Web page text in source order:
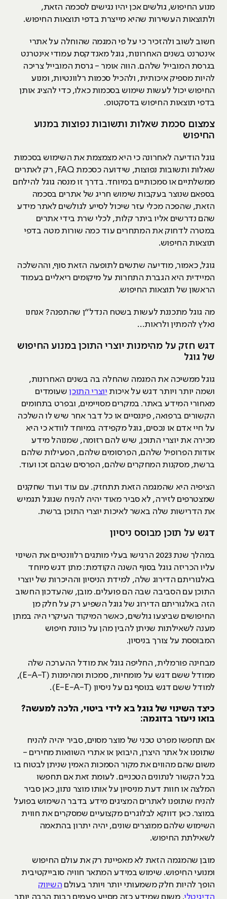
מנוע החיפוש, גולשים אכן יהיו נגישים לסכמה הזאת,
ולתוצאות העשירות שהיא מייצרת בדפי תוצאות החיפוש.
חשוב לשוב ולהזכיר כי על פי המגמה שהוחלה על אתרי
אינטרנט בשנים האחרונות, גוגל מאנדקסת עמודי אינטרנט
בגרסת המובייל שלהם. הווה אומר - גרסת המובייל צריכה
להיות מספיק איכותית, ולהכיל סכמות רלוונטיות, ומנוע
החיפוש יכול לעשות שימוש בסכמות כאלו, כדי להציג אותן
בדפי תוצאות החיפוש בדסקטופ.
צמצום סכמת שאלות ותשובות נפוצות במנוע
החיפוש
גוגל הודיעה לאחרונה כי היא מצמצמת את השימוש בסכמות
שאלות ותשובות נפוצות, שידועה כסכמת FAQ, רק לאתרים
ממשלתיים או סמכותיים במיוחד. בדרך זו מנסה גוגל להילחם
בספאם שנוצר בעקבות שימוש חריג של אתרים בסכמה
הזאת, שהפכה מכלי עזר שיכול לסייע לגולשים לאתר מידע
שהם נדרשים אליו ביתר קלות, לכלי שרת בידי אתרים
במטרה לדחוק את המתחרים עוד כמה שורות מטה בדפי
תוצאות החיפוש.
גוגל, כאמור, מודיעה שתשים לתופעה הזאת סוף, וההשלכה
המיידית היא הגברת התחרות על מיקומים ריאליים בעמוד
הראשון של תוצאות החיפוש.
מה גוגל מתכננת לעשות בשטח הנדל״ן שהתפנה? אנחנו
נאלץ להמתין ולראות…
דגש חזק על מהימנות יוצרי התוכן במנוע החיפוש
של גוגל
גוגל ממשיכה את המגמה שהחלה בה בשנים האחרונות,
ושמה יותר ויותר דגש על איכות יוצרי התוכןשעומדים
מאחורי המידע באתר. במקרים מסויימים, ובפרט בתחומים
הקשורים ברפואה, פיננסיים או כל דבר אחר שיש לו השלכה
על חיי אדם או נכסים, גוגל מקפידה במיוחד לוודא כי היא
מכירה את יוצרי התוכן, שיש להם רזומה, שמנוהל מידע
אודות הפרופיל שלהם, הפרסומים שלהם, הפעילות שלהם
ברשת, מסקנות המחקרים שלהם, הפרסים שבהם זכו ועוד.
הציפיה היא שהמגמה הזאת תתחזק. עם עוד ועוד שחקנים
שמצטרפים לזירה, לא סביר מאוד יהיה להניח שגוגל תגמיש
את הדרישות שלה באשר לאיכות יוצרי התוכן ברשת.
דגש על תוכן מבוסס ניסיון
במהלך שנת 2023 הרגישו בעלי מותגים רלוונטיים את השינוי
עליו הכריזה גוגל בסוף השנה הקודמת: מתן דגש מיוחד
באלגוריתם הדירוג שלה, למידת הניסיון וההיכרות של יוצרי
התוכן עם הסביבה שבה הם פועלים. מובן, שהעדכון החשוב
הזה באלגוריתם הדירוג של גוגל השפיע רק על חלק מן
החיפושים שביצעו גולשים, כאשר המיקוד העיקרי היה במתן
מענה לשאילתות שניתן להבין מהן על כוונת חיפוש
המבוססת על צורך בניסיון.
מבחינה פורמלית, החליפה גוגל את מודל ההערכה שלה
ממודל ששם דגש על מומחיות, סמכות ומהימנות (E-A-T),
למודל ששם דגש בנוסף גם על ניסיון (E-E-A-T).
כיצד השינוי של גוגל בא לידי ביטוי, הלכה למעשה?
בואו ניעזר בדוגמה:
אם תחפשו מפרט טכני של מוצר מסוים, סביר יהיה להניח
שתופנו אל אתר היצרן, היבואן או אתרי השוואות מחירים -
משום שהם מהווים את מקור הסמכות האמין שניתן לבטוח בו
בכל הקשור לנתונים הטכניים. לעומת זאת אם תחפשו
המלצה או חוות דעת מניסיון על אותו מוצר נתון, כאן סביר
להניח שתופנו לאתרים המציגים מידע בדבר השימוש בפועל
במוצר. כאן דווקא לבלוגרים מקצועיים שמסקרים את חווית
השימוש שלהם ממוצרים שונים, יהיה יתרון בהתאמה
לשאילתת החיפוש.
מובן שהמגמה הזאת לא מאפיינת רק את עולם החיפוש
ומנועי החיפוש. שימוש במידע המתאר חוויה סובייקטיבית
הופך להיות חלק משמעותי יותר ויותר בעולם השיווק
הדיגיטלי, משום שמידע כזה מסייע פעמים רבות הרבה יותר